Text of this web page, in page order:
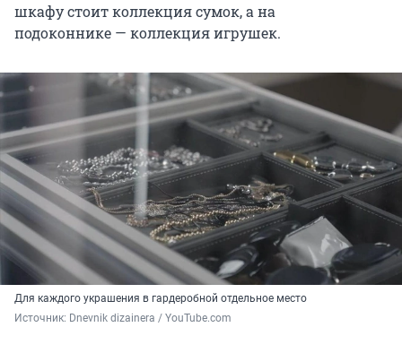
шкафу стоит коллекция сумок, а на
подоконнике — коллекция игрушек.
Для каждого украшения в гардеробной отдельное место
Источник: Dnevnik dizainera / YouTube.com